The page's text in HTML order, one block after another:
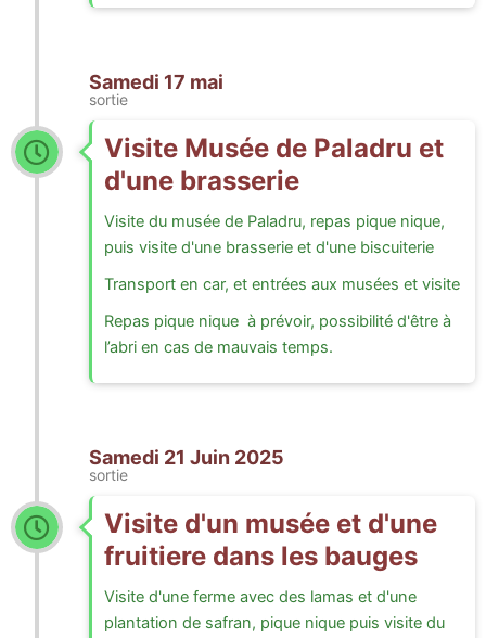
Samedi 17 mai
sortie
Visite Musée de Paladru et
d'une brasserie
Visite du musée de Paladru, repas pique nique,
puis visite d'une brasserie et d'une biscuiterie
Transport en car, et entrées aux musées et visite
Repas pique nique à prévoir, possibilité d'être à
l’abri en cas de mauvais temps.
Samedi 21 Juin 2025
sortie
Visite d'un musée et d'une
fruitiere dans les bauges
Visite d'une ferme avec des lamas et d'une
plantation de safran, pique nique puis visite du